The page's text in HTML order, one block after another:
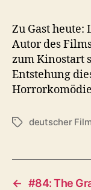
Zu Gast heute:
Autor des
zum Kinostart
Entstehung
Schlagwörter
deutscher
← #84: The